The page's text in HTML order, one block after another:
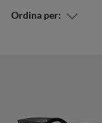
Ordina per: